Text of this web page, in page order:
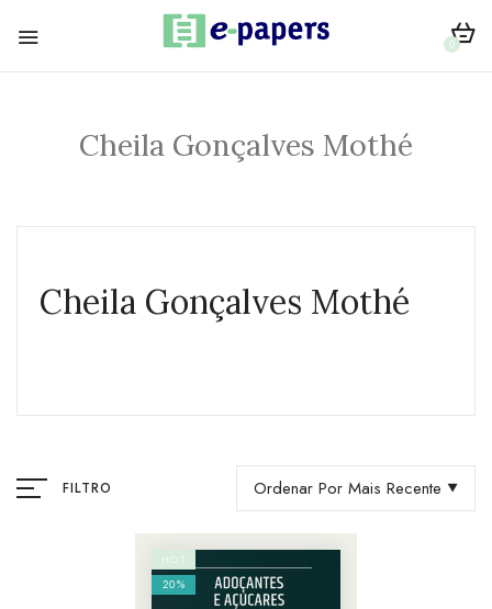
0
Cheila Gonçalves Mothé
Cheila Gonçalves Mothé
FILTRO Ordenar Por Mais Recente
HOT
20%